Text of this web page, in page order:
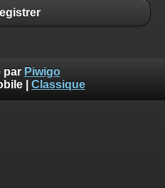
par Piwigo
Classique